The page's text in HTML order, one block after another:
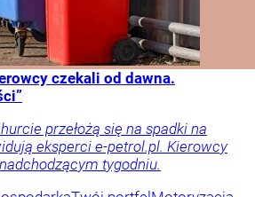
czekali od dawna.
przełożą się na spadki na
eksperci e-petrol.pl. Kierowcy
tygodniu.